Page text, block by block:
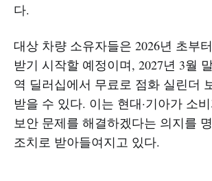
다.
대상 차량 소유자들은 2026년 초부
받기 시작할 예정이며, 2027년 3월
역 딜러십에서 무료로 점화 실린더
받을 수 있다. 이는 현대·기아가 소
보안 문제를 해결하겠다는 의지를
조치로 받아들여지고 있다.